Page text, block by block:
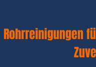
Rohrreinigungen